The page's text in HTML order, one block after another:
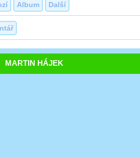
Album Další
MARTIN HÁJEK